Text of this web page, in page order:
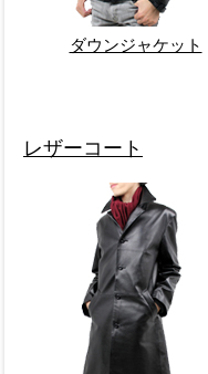
ダウンジャケット
レザーコート